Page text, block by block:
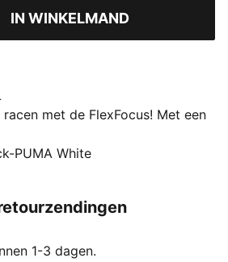
favorieten
IN WINKELMAND
met de FlexFocus! Met een
lichtgewicht comfort en
van mesh zijn deze
mensen die graag snel
lichtgewicht comfort en een
op sepcifieke plaatsen voor
PUMA White
1-3 dagen.